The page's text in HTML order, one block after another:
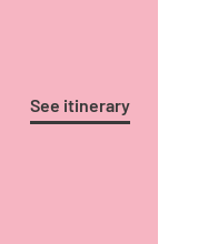
See itinerary